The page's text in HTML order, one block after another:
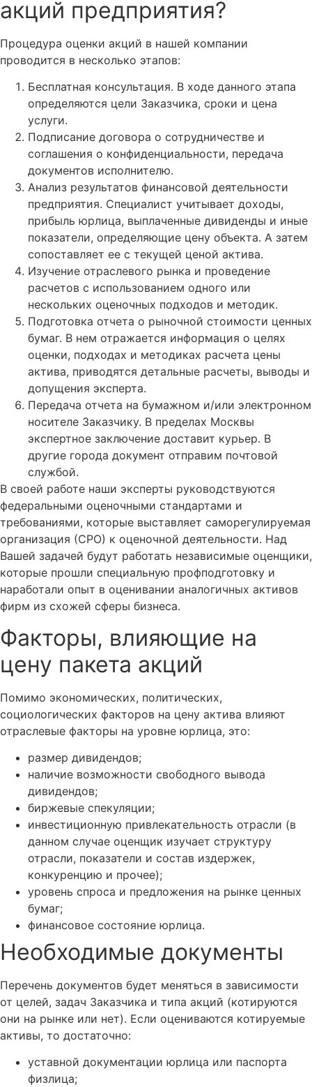
акций предприятия?
Процедура оценки акций в нашей компании
проводится в несколько этапов:
Бесплатная консультация. В ходе данного этапа
определяются цели Заказчика, сроки и цена
услуги.
Подписание договора о сотрудничестве и
соглашения о конфиденциальности, передача
документов исполнителю.
Анализ результатов финансовой деятельности
предприятия. Специалист учитывает доходы,
прибыль юрлица, выплаченные дивиденды и иные
показатели, определяющие цену объекта. А затем
сопоставляет ее с текущей ценой актива.
Изучение отраслевого рынка и проведение
расчетов с использованием одного или
нескольких оценочных подходов и методик.
Подготовка отчета о рыночной стоимости ценных
бумаг. В нем отражается информация о целях
оценки, подходах и методиках расчета цены
актива, приводятся детальные расчеты, выводы и
допущения эксперта.
Передача отчета на бумажном и/или электронном
носителе Заказчику. В пределах Москвы
экспертное заключение доставит курьер. В
другие города документ отправим почтовой
службой.
В своей работе наши эксперты руководствуются
федеральными оценочными стандартами и
требованиями, которые выставляет саморегулируемая
организация (СРО) к оценочной деятельности. Над
Вашей задачей будут работать независимые оценщики,
которые прошли специальную профподготовку и
наработали опыт в оценивании аналогичных активов
фирм из схожей сферы бизнеса.
Факторы, влияющие на
цену пакета акций
Помимо экономических, политических,
социологических факторов на цену актива влияют
отраслевые факторы на уровне юрлица, это:
размер дивидендов;
наличие возможности свободного вывода
дивидендов;
биржевые спекуляции;
инвестиционную привлекательность отрасли (в
данном случае оценщик изучает структуру
отрасли, показатели и состав издержек,
конкуренцию и прочее);
уровень спроса и предложения на рынке ценных
бумаг;
финансовое состояние юрлица.
Необходимые документы
Перечень документов будет меняться в зависимости
от целей, задач Заказчика и типа акций (котируются
они на рынке или нет). Если оцениваются котируемые
активы, то достаточно:
уставной документации юрлица или паспорта
физлица;